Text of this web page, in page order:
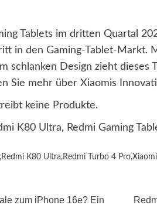
Tablets im dritten Quartal
in den Gaming-Tablet-Markt.
schlanken Design zieht
Sie mehr über Xiaomis
keine Produkte.
K80 Ultra, Redmi Gaming
Redmi K80 Ultra,Redmi Turbo 4 Pro,Xiaomi
zum iPhone 16e? Ein